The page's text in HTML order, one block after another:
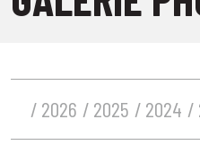
2026 2025 2024